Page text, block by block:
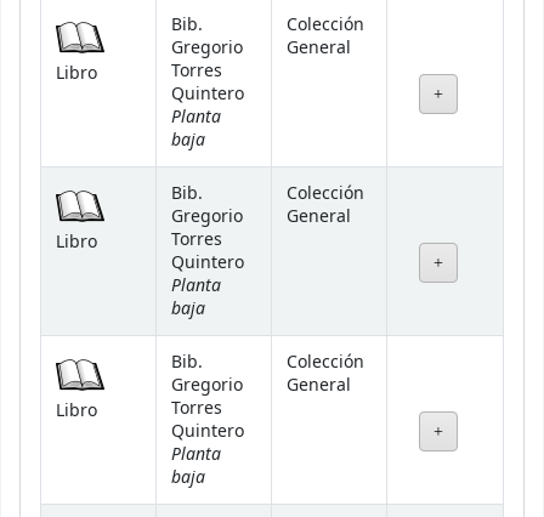
Libro
Bib.
Gregorio
Torres
Quintero
Planta
baja
Colección
General
Libro
Bib.
Gregorio
Torres
Quintero
Planta
baja
Colección
General
Libro
Bib.
Gregorio
Torres
Quintero
Planta
baja
Colección
General